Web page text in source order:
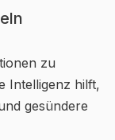
zu
Intelligenz hilft,
gesündere